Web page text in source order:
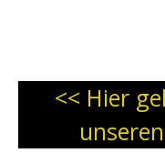
<< Hier